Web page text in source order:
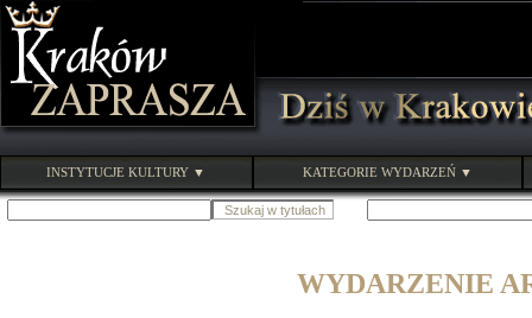
INSTYTUCJE KULTURY ▼ KATEGORIE WYDARZEŃ ▼
WYDARZENIE